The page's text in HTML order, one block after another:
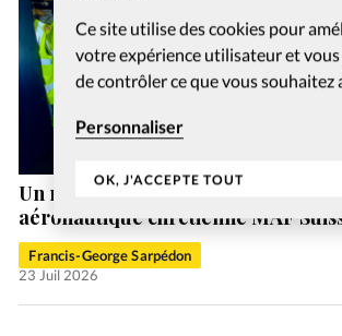
Ce site utilise des cookies pour
votre expérience utilisateur et
de contrôler ce que vous souhaitez
Personnaliser
OK, J'ACCEPTE TOUT
Un nouveau directeur général
aéronautique chrétienne MAF
Francis-George Sarpédon
23 Juil 2026